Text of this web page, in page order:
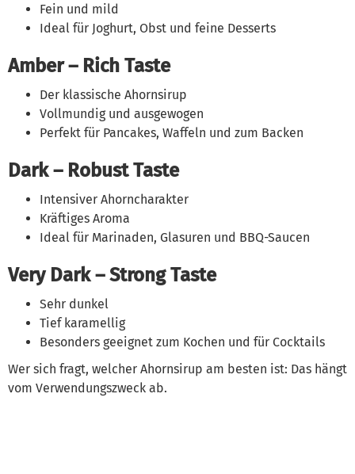
Fein und mild
Ideal für Joghurt, Obst und feine Desserts
Amber – Rich Taste
Der klassische Ahornsirup
Vollmundig und ausgewogen
Perfekt für Pancakes, Waffeln und zum Backen
Dark – Robust Taste
Intensiver Ahorncharakter
Kräftiges Aroma
Ideal für Marinaden, Glasuren und BBQ-Saucen
Very Dark – Strong Taste
Sehr dunkel
Tief karamellig
Besonders geeignet zum Kochen und für Cocktails
Wer sich fragt, welcher Ahornsirup am besten ist: Das hängt
vom Verwendungszweck ab.